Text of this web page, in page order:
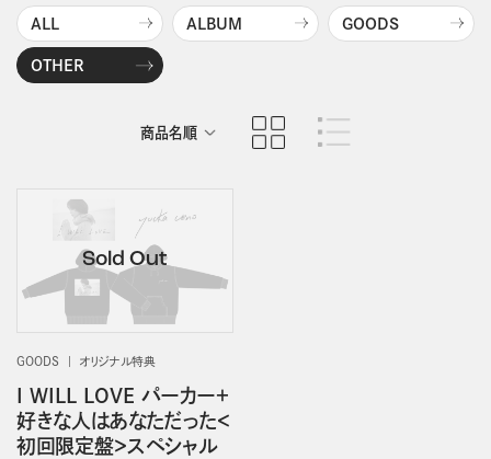
ALL ALBUM GOODS
OTHER
商品名順
GOODS オリジナル特典
I WILL LOVE パーカー＋
好きな人はあなただった＜
初回限定盤＞スペシャル